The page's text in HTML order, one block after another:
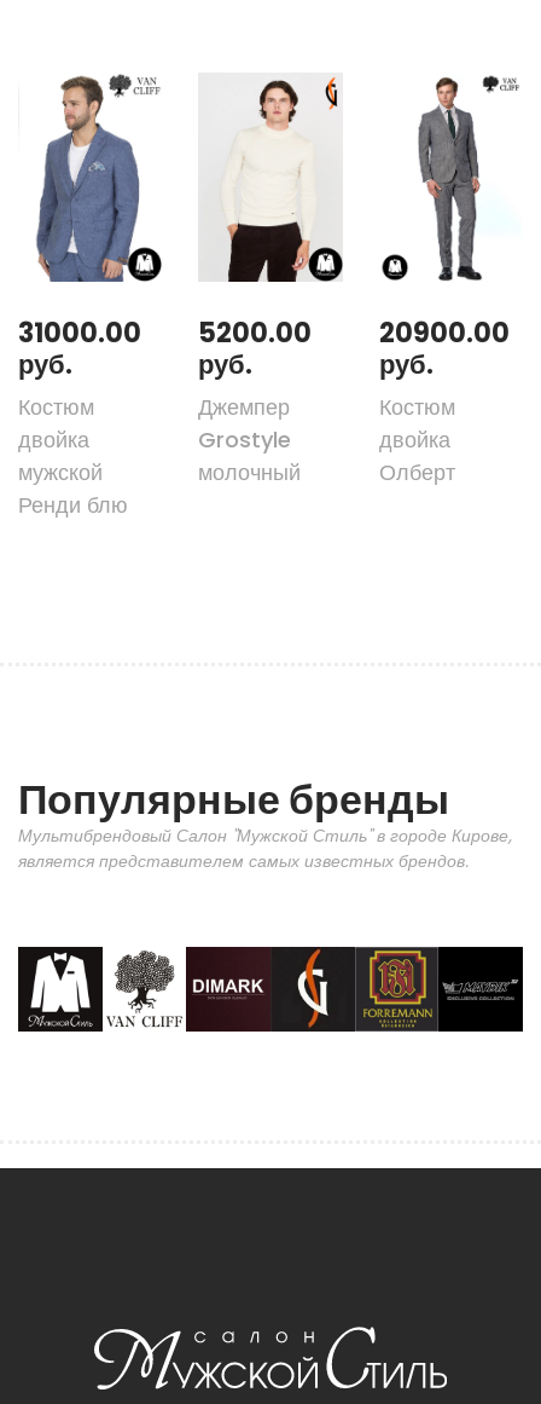
31000.00
руб.
Костюм
двойка
мужской
Ренди блю
5200.00
руб.
Джемпер
Grostyle
молочный
20900.00
руб.
Костюм
двойка
Олберт
Популярные бренды
Мультибрендовый Салон "Мужской Стиль" в городе Кирове,
является представителем самых известных брендов.